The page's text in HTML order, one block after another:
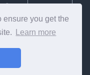
you get the
Learn more
o skrbi zase. Zdravje,